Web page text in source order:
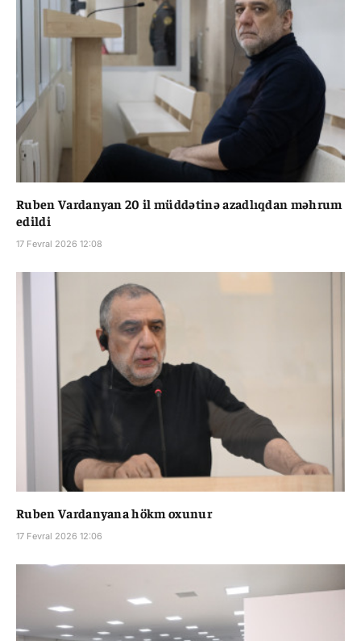
Ruben Vardanyan 20 il müddətinə azadlıqdan məhrum
edildi
17 Fevral 2026 12:08
Ruben Vardanyana hökm oxunur
17 Fevral 2026 12:06